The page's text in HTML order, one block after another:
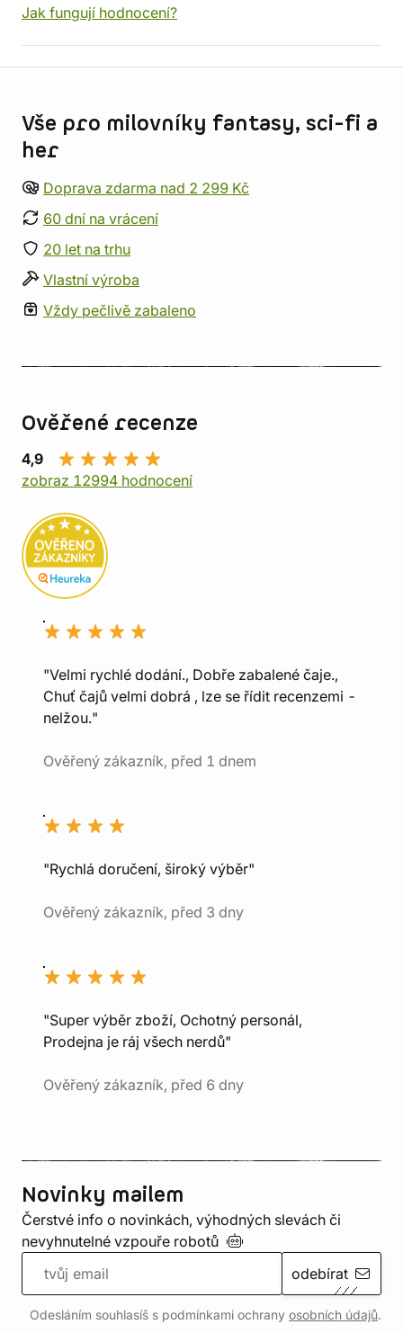
Jak fungují hodnocení?
Vše pro milovníky fantasy, sci-fi a
her
Doprava zdarma nad 2 299 Kč
60 dní na vrácení
20 let na trhu
Vlastní výroba
Vždy pečlivě zabaleno
Ověřené recenze
4,9
zobraz 12994 hodnocení
"Velmi rychlé dodání., Dobře zabalené čaje.,
Chuť čajů velmi dobrá , lze se řídit recenzemi -
nelžou."
Ověřený zákazník, před 1 dnem
"Rychlá doručení, široký výběr"
Ověřený zákazník, před 3 dny
"Super výběr zboží, Ochotný personál,
Prodejna je ráj všech nerdů"
Ověřený zákazník, před 6 dny
Novinky mailem
Čerstvé info o novinkách, výhodných slevách či
nevyhnutelné vzpouře robotů
odebírat
Odesláním souhlasíš s podmínkami ochrany osobních údajů.